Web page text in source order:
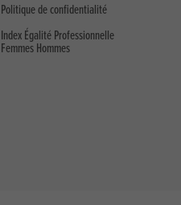
Politique de confidentialité
Index Égalité Professionnelle
Femmes Hommes